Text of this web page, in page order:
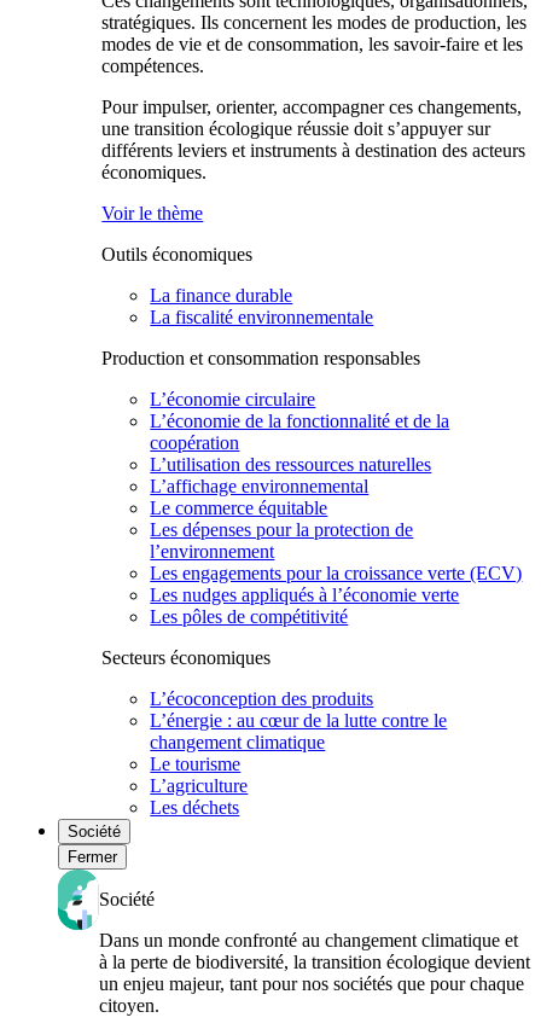
stratégiques. Ils concernent les modes de production, les
modes de vie et de consommation, les savoir-faire et les
compétences.
Pour impulser, orienter, accompagner ces changements,
une transition écologique réussie doit s’appuyer sur
différents leviers et instruments à destination des acteurs
économiques.
Voir le thème
Outils économiques
La finance durable
La fiscalité environnementale
Production et consommation responsables
L’économie circulaire
L’économie de la fonctionnalité et de la
coopération
L’utilisation des ressources naturelles
L’affichage environnemental
Le commerce équitable
Les dépenses pour la protection de
l’environnement
Les engagements pour la croissance verte (ECV)
Les nudges appliqués à l’économie verte
Les pôles de compétitivité
Secteurs économiques
L’écoconception des produits
L’énergie : au cœur de la lutte contre le
changement climatique
Le tourisme
L’agriculture
Les déchets
Société
Fermer
Société
Dans un monde confronté au changement climatique et
à la perte de biodiversité, la transition écologique devient
un enjeu majeur, tant pour nos sociétés que pour chaque
citoyen.